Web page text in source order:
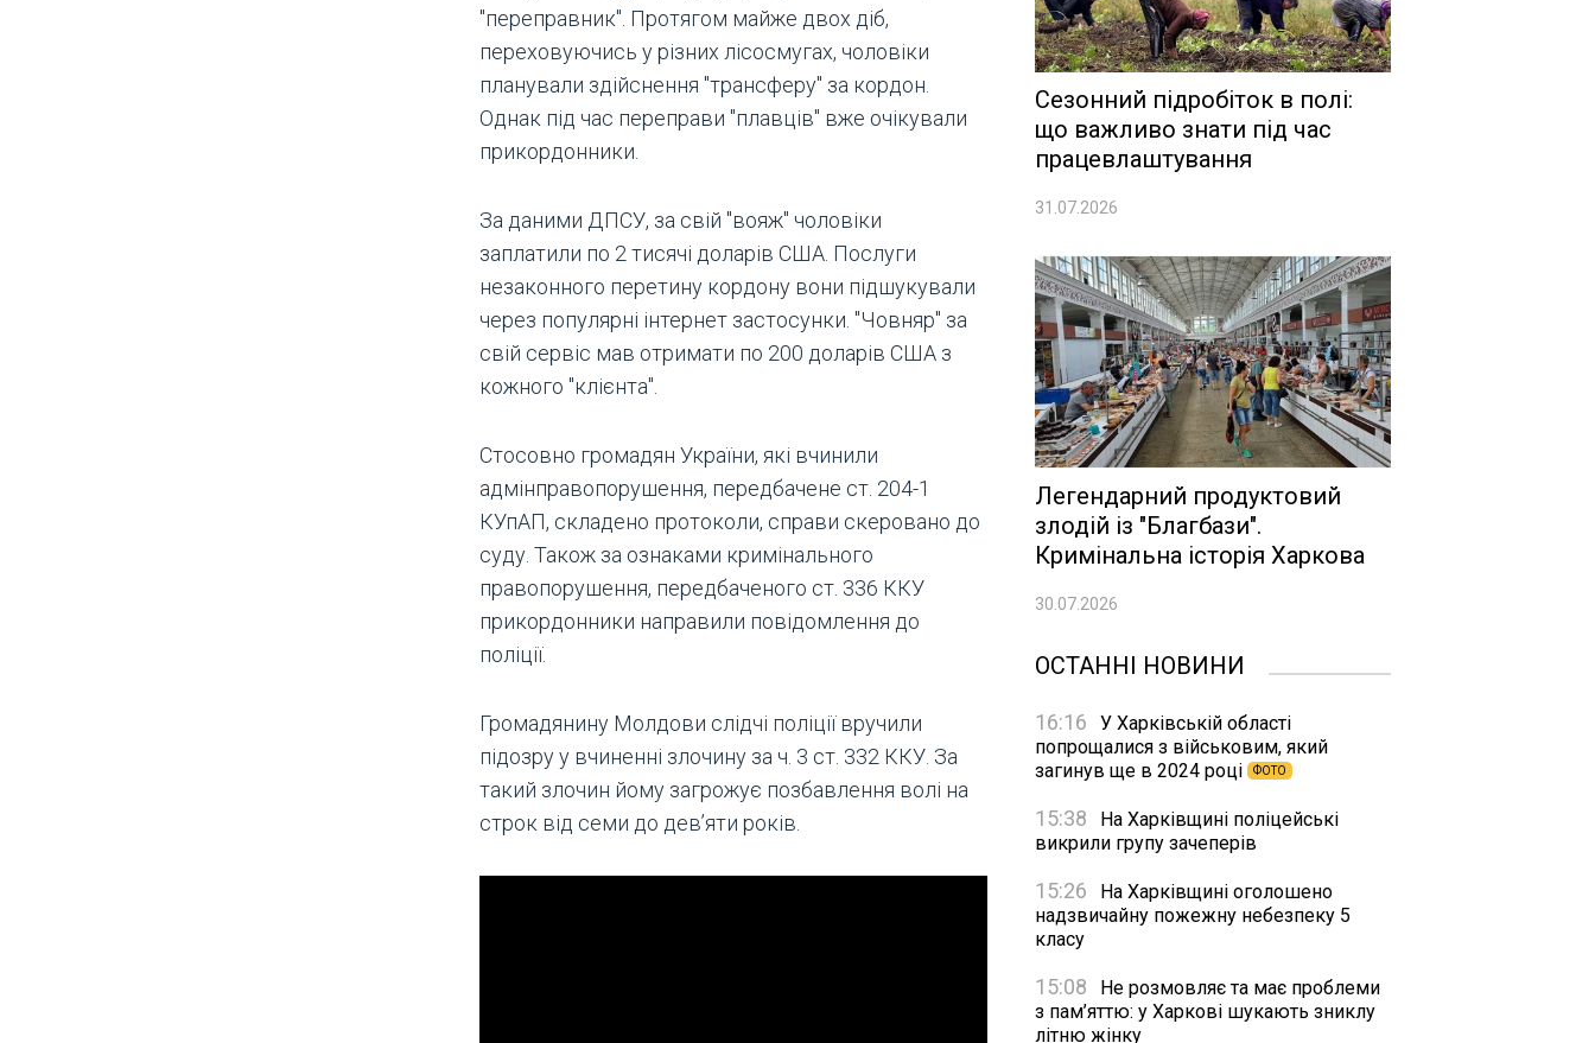
"переправник". Протягом майже двох діб,
переховуючись у різних лісосмугах, чоловіки
планували здійснення "трансферу" за кордон.
Однак під час переправи "плавців" вже очікували
прикордонники.
За даними ДПСУ, за свій "вояж" чоловіки
заплатили по 2 тисячі доларів США. Послуги
незаконного перетину кордону вони підшукували
через популярні інтернет застосунки. "Човняр" за
свій сервіс мав отримати по 200 доларів США з
кожного "клієнта".
Стосовно громадян України, які вчинили
адмінправопорушення, передбачене ст. 204-1
КУпАП, складено протоколи, справи скеровано до
суду. Також за ознаками кримінального
правопорушення, передбаченого ст. 336 ККУ
прикордонники направили повідомлення до
поліції.
Громадянину Молдови слідчі поліції вручили
підозру у вчиненні злочину за ч. 3 ст. 332 ККУ. За
такий злочин йому загрожує позбавлення волі на
строк від семи до дев’яти років.
Сезонний підробіток в полі:
що важливо знати під час
працевлаштування
31.07.2026
Легендарний продуктовий
злодій із "Благбази".
Кримінальна історія Харкова
30.07.2026
ОСТАННІ НОВИНИ
16:16
У Харківській області
попрощалися з військовим, який
загинув ще в 2024 році
ФОТО
15:38
На Харківщині поліцейські
викрили групу зачеперів
15:26
На Харківщині оголошено
надзвичайну пожежну небезпеку 5
класу
15:08
Не розмовляє та має проблеми
з пам’яттю: у Харкові шукають зниклу
літню жінку